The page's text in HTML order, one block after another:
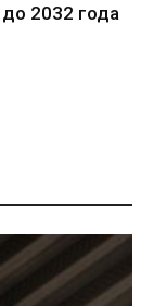
2032 года